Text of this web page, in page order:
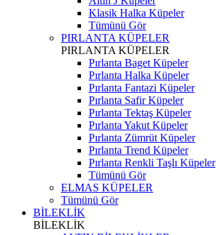
Klasik Halka Küpeler
Tümünü Gör
PIRLANTA KÜPELER
PIRLANTA KÜPELER
Pırlanta Baget Küpeler
Pırlanta Halka Küpeler
Pırlanta Fantazi Küpeler
Pırlanta Safir Küpeler
Pırlanta Tektaş Küpeler
Pırlanta Yakut Küpeler
Pırlanta Zümrüt Küpeler
Pırlanta Trend Küpeler
Pırlanta Renkli Taşlı Küpeler
Tümünü Gör
ELMAS KÜPELER
Tümünü Gör
BİLEKLİK
BİLEKLİK